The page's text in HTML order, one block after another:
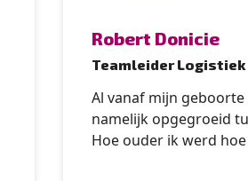
Robert Donicie
Teamleider Logistiek
Al vanaf mijn
namelijk opgegroeid
Hoe ouder ik werd